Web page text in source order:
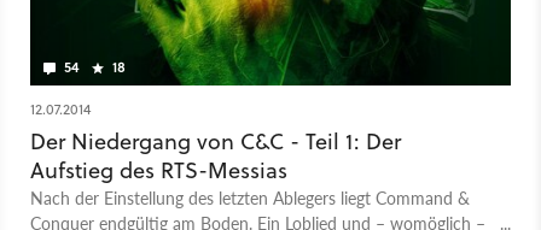
54 18
12.07.2014
Der Niedergang von C&C - Teil 1: Der
Aufstieg des RTS-Messias
Nach der Einstellung des letzten Ablegers liegt Command &
Conquer endgültig am Boden. Ein Loblied und – womöglich –